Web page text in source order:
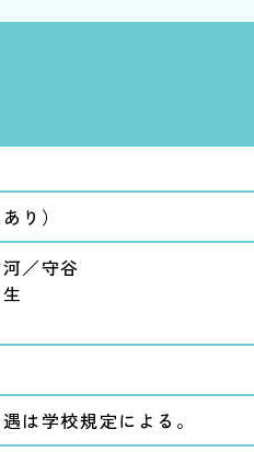
り）
／守谷
は学校規定による。